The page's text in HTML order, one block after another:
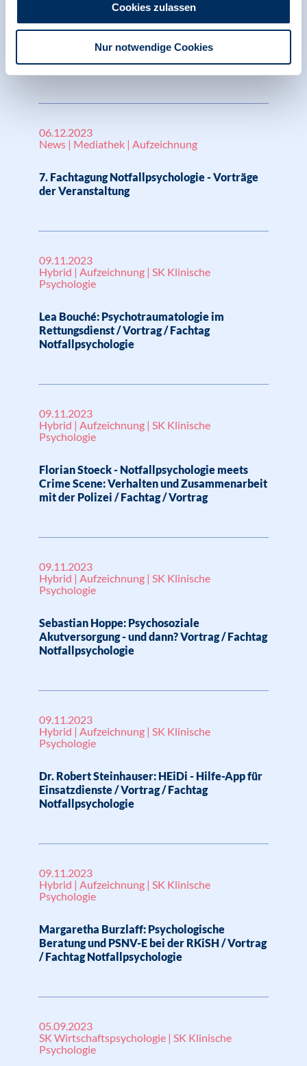
Cookies zulassen
Nur notwendige Cookies
Rebecca Reusch: Das fünfte Weihnachten
ohne sie – wie geht die Familie damit um?,
Florian Stoeck, Berlin-live
06.12.2023
News | Mediathek | Aufzeichnung
7. Fachtagung Notfallpsychologie - Vorträge
der Veranstaltung
09.11.2023
Hybrid | Aufzeichnung | SK Klinische
Psychologie
Lea Bouché: Psychotraumatologie im
Rettungsdienst / Vortrag / Fachtag
Notfallpsychologie
09.11.2023
Hybrid | Aufzeichnung | SK Klinische
Psychologie
Florian Stoeck - Notfallpsychologie meets
Crime Scene: Verhalten und Zusammenarbeit
mit der Polizei / Fachtag / Vortrag
09.11.2023
Hybrid | Aufzeichnung | SK Klinische
Psychologie
Sebastian Hoppe: Psychosoziale
Akutversorgung - und dann? Vortrag / Fachtag
Notfallpsychologie
09.11.2023
Hybrid | Aufzeichnung | SK Klinische
Psychologie
Dr. Robert Steinhauser: HEiDi - Hilfe-App für
Einsatzdienste / Vortrag / Fachtag
Notfallpsychologie
09.11.2023
Hybrid | Aufzeichnung | SK Klinische
Psychologie
Margaretha Burzlaff: Psychologische
Beratung und PSNV-E bei der RKiSH / Vortrag
/ Fachtag Notfallpsychologie
05.09.2023
SK Wirtschaftspsychologie | SK Klinische
Psychologie